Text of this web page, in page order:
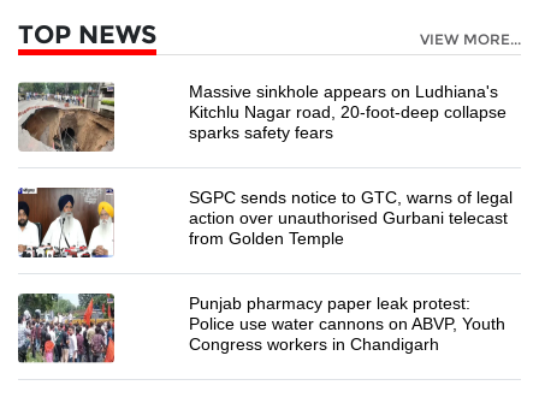
TOP NEWS VIEW MORE...
Massive sinkhole appears on Ludhiana's
Kitchlu Nagar road, 20-foot-deep collapse
sparks safety fears
SGPC sends notice to GTC, warns of legal
action over unauthorised Gurbani telecast
from Golden Temple
Punjab pharmacy paper leak protest:
Police use water cannons on ABVP, Youth
Congress workers in Chandigarh